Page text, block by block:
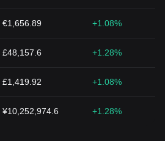
€1,656.89 +1.08%
£48,157.6 +1.28%
£1,419.92 +1.08%
¥10,252,974.6 +1.28%